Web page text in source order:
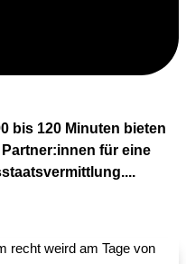
bis 120 Minuten bieten
für eine